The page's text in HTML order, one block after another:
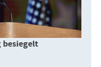
besiegelt